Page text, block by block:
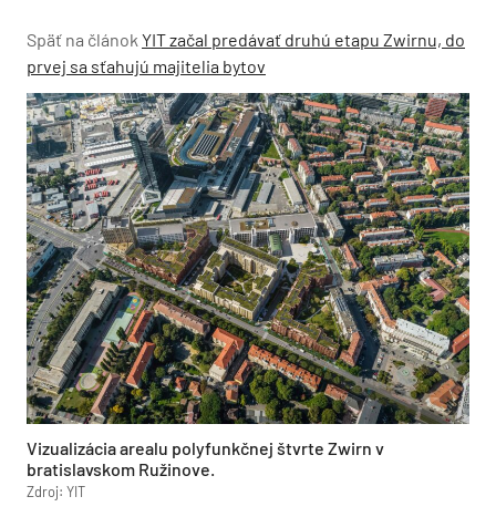
Späť na článok YIT začal predávať druhú etapu Zwirnu, do
prvej sa sťahujú majitelia bytov
Vizualizácia arealu polyfunkčnej štvrte Zwirn v
bratislavskom Ružinove.
Zdroj: YIT